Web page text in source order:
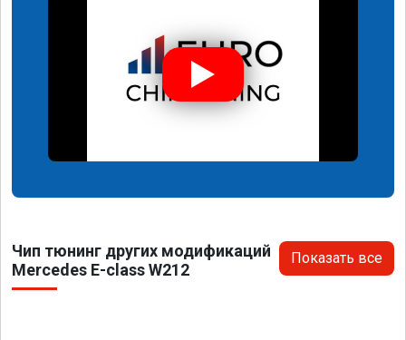
Чип тюнинг других модификаций
Mercedes E-class W212
Показать все